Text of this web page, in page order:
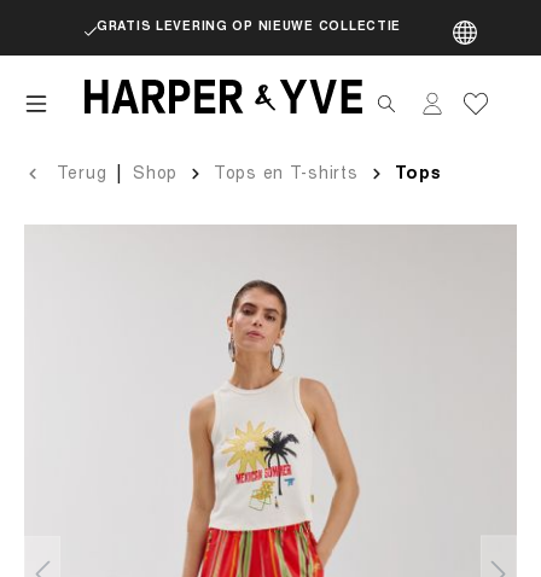
GRATIS LEVERING OP NIEUWE COLLECTIE
Terug Shop Tops en T-shirts Tops